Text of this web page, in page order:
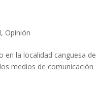
, Opinión
en la localidad canguesa de
medios de comunicación